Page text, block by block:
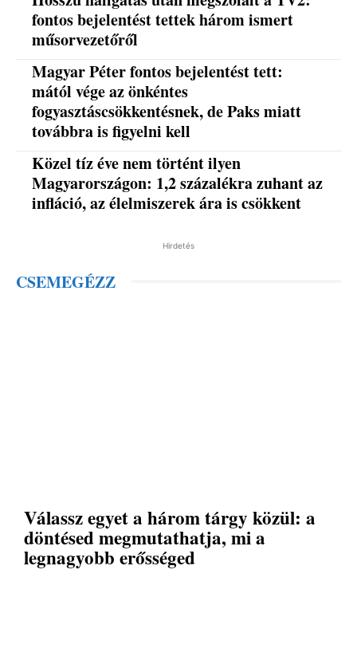
fontos bejelentést tettek három ismert
műsorvezetőről
Magyar Péter fontos bejelentést tett:
mától vége az önkéntes
fogyasztáscsökkentésnek, de Paks miatt
továbbra is figyelni kell
Közel tíz éve nem történt ilyen
Magyarországon: 1,2 százalékra zuhant az
infláció, az élelmiszerek ára is csökkent
Hirdetés
CSEMEGÉZZ
Válassz egyet a három tárgy közül: a
döntésed megmutathatja, mi a
legnagyobb erősséged